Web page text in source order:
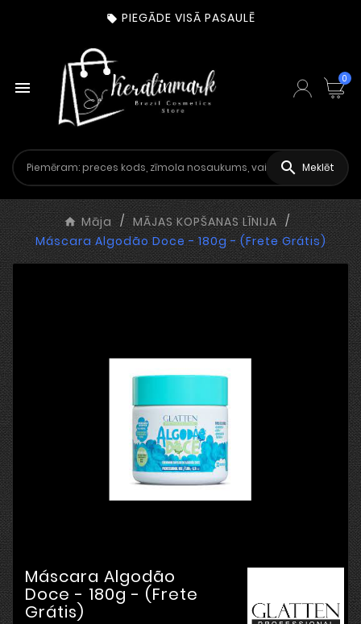
 PIEGĀDE VISĀ PASAULĒ
 0
 Meklēt
Māja
MĀJAS KOPŠANAS LĪNIJA
Máscara Algodão Doce - 180g - (Frete Grátis)
Máscara Algodão
Doce - 180g - (Frete
Grátis)